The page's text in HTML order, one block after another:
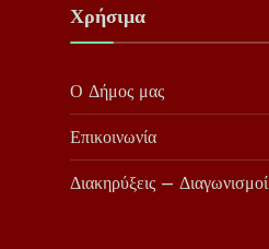
Χρήσιμα
Ο Δήμος μας
Επικοινωνία
Διακηρύξεις – Διαγωνισμοί